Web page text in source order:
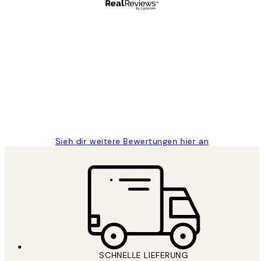
Sieh dir weitere Bewertungen hier an
SCHNELLE LIEFERUNG